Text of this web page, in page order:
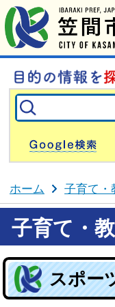
ホーム 子育て・
子育て・
スポー